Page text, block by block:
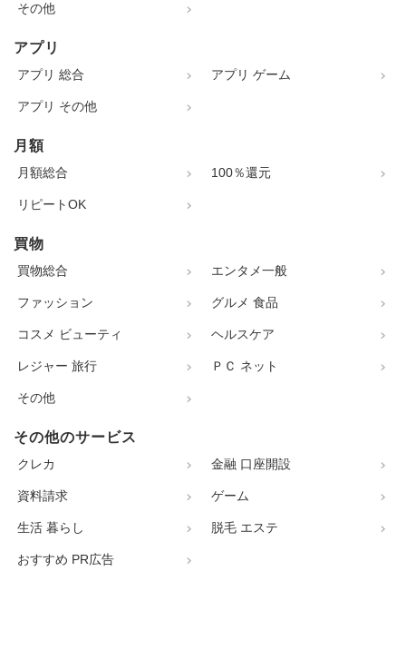
その他
アプリ
アプリ 総合 アプリ ゲーム
アプリ その他
月額
月額総合 100％還元
リピートOK
買物
買物総合 エンタメ一般
ファッション グルメ 食品
コスメ ビューティ ヘルスケア
レジャー 旅行 ＰＣ ネット
その他
その他のサービス
クレカ 金融 口座開設
資料請求 ゲーム
生活 暮らし 脱毛 エステ
おすすめ PR広告